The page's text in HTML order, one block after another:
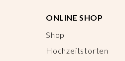
ONLINE SHOP
Shop
Hochzeitstorten